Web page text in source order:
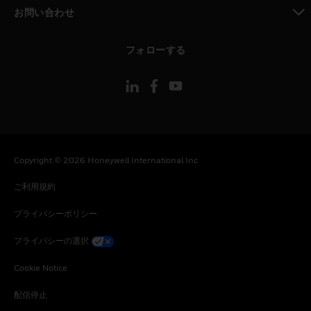
お問い合わせ
フォローする
Copyright © 2026 Honeywell International Inc
ご利用規約
プライバシーポリシー
プライバシーの選択
Cookie Notice
配信停止